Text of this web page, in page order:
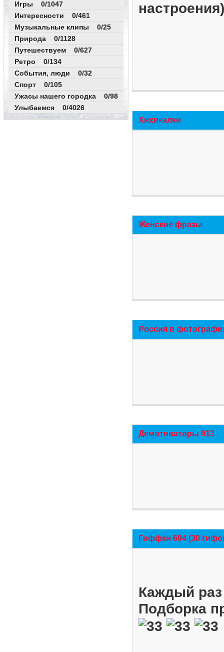
Игры 0/1047
Интересности 0/461
Музыкальные клипы 0/25
Природа 0/1128
Путешествуем 0/627
Ретро 0/134
События, люди 0/32
Спорт 0/105
Ужасы нашего городка 0/98
Улыбаемся 0/4026
Хихикалки
Женские фразы
Россия в
Демотиваторы 913
Гиффки 694 (30
Каждый
Подборка